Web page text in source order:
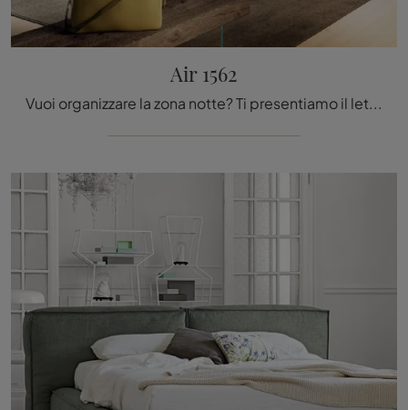
Air 1562
Vuoi organizzare la zona notte? Ti presentiamo il letto in tessuto Air 1562 di Lago per spazi design.